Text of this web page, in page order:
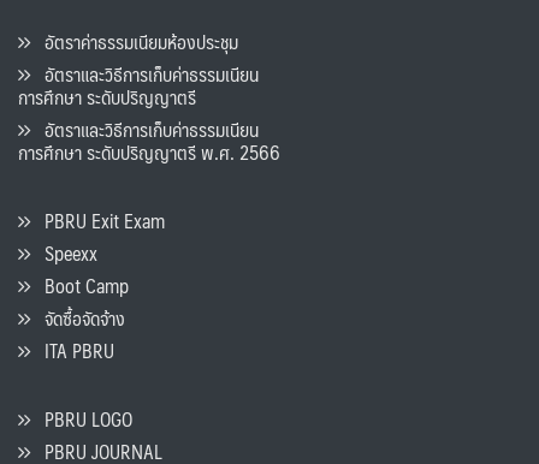
อัตราค่าธรรมเนียมห้องประชุม
อัตราและวิธีการเก็บค่าธรรมเนียน
การศึกษา ระดับปริญญาตรี
อัตราและวิธีการเก็บค่าธรรมเนียน
การศึกษา ระดับปริญญาตรี พ.ศ. 2566
PBRU Exit Exam
Speexx
Boot Camp
จัดซื้อจัดจ้าง
ITA PBRU
PBRU LOGO
PBRU JOURNAL